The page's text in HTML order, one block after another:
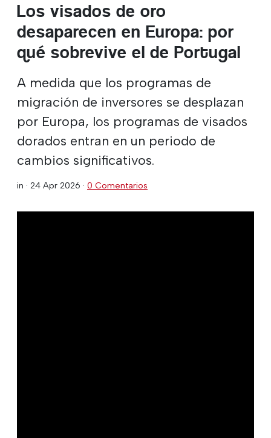
Los visados de oro
desaparecen en Europa: por
qué sobrevive el de Portugal
A medida que los programas de
migración de inversores se desplazan
por Europa, los programas de visados
dorados entran en un periodo de
cambios significativos.
in · 24 Apr 2026 · 0 Comentarios